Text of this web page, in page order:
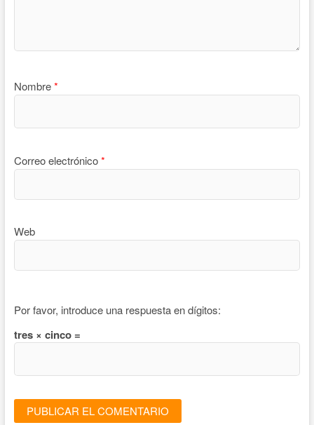
Nombre*
Correo electrónico*
Web
Por favor, introduce una respuesta en dígitos:
tres × cinco =